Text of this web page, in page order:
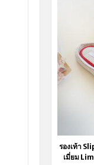
รองเท้า
เมี่ยม